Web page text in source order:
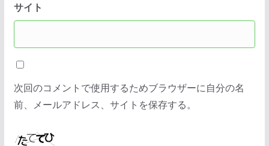
サイト
次回のコメントで使用するためブラウザーに自分の名
前、メールアドレス、サイトを保存する。